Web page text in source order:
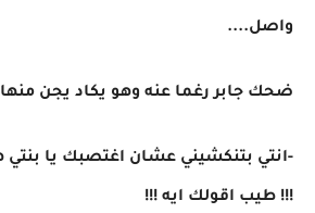
واصل....
ضحك جابر رغما عنه وهو يكاد يجن
-انتي بتنكشيني عشان اغتصبك يا بنتي
!!! طيب اقولك ايه !!!